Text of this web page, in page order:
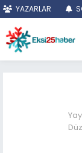
YAZARLAR